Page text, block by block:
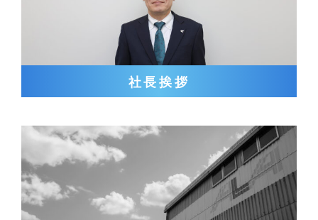
社長挨拶